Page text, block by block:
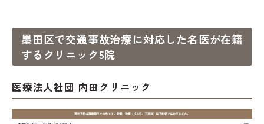
墨田区で交通事故治療に対応した名医が在籍
するクリニック5院
医療法人社団 内田クリニック